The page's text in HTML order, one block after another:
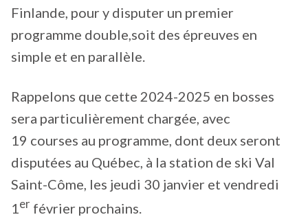
Finlande, pour y disputer un premier
programme double,soit des épreuves en
simple et en parallèle.
Rappelons que cette 2024-2025 en bosses
sera particulièrement chargée, avec
19 courses au programme, dont deux seront
disputées au Québec, à la station de ski Val
Saint-Côme, les jeudi 30 janvier et vendredi
1 er février prochains.